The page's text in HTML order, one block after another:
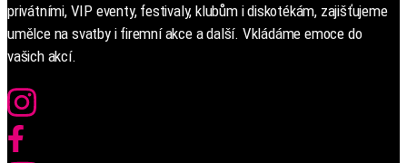
privátními, VIP eventy, festivaly, klubům i diskotékám, zajišťujeme
umělce na svatby i firemní akce a další. Vkládáme emoce do
vašich akcí.